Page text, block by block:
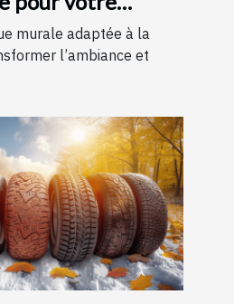
murale adaptée à la
l’ambiance et